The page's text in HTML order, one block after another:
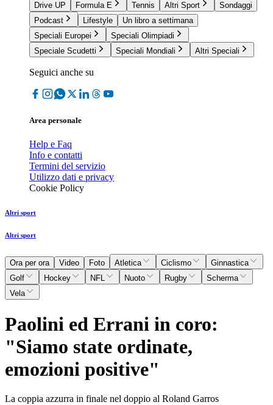
Drive UP
Formula E Tennis Altri Sport
Sondaggi
Podcast
Lifestyle
Un libro a settimana
Speciali Europei
Speciali Olimpiadi
Speciale Scudetti
Speciali Mondiali Altri Speciali
Seguici anche su
Area personale
Help e Faq
Info e contatti
Termini del servizio
Utilizzo dati e privacy
Cookie Policy
Altri sport
Altri sport
Ora per ora Video Foto Atletica Ciclismo
Ginnastica
Golf
Hockey NFL Nuoto Rugby
Scherma
Vela
Paolini ed Errani in coro:
"Siamo state ordinate,
emozioni positive"
La coppia azzurra in finale nel doppio al Roland Garros